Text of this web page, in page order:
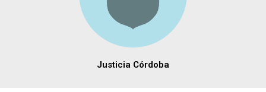
Justicia Córdoba